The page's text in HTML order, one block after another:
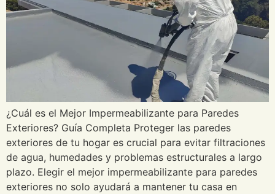
¿Cuál es el Mejor Impermeabilizante para Paredes
Exteriores? Guía Completa Proteger las paredes
exteriores de tu hogar es crucial para evitar filtraciones
de agua, humedades y problemas estructurales a largo
plazo. Elegir el mejor impermeabilizante para paredes
exteriores no solo ayudará a mantener tu casa en